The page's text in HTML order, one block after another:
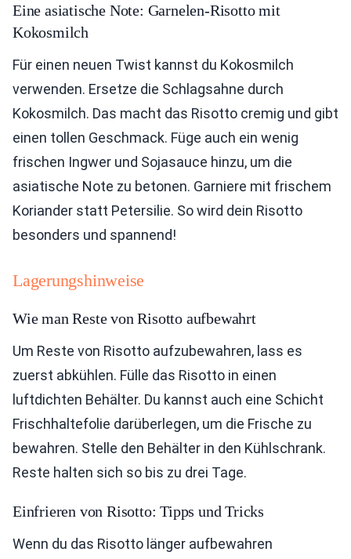
Eine asiatische Note: Garnelen-Risotto mit
Kokosmilch
Für einen neuen Twist kannst du Kokosmilch
verwenden. Ersetze die Schlagsahne durch
Kokosmilch. Das macht das Risotto cremig und gibt
einen tollen Geschmack. Füge auch ein wenig
frischen Ingwer und Sojasauce hinzu, um die
asiatische Note zu betonen. Garniere mit frischem
Koriander statt Petersilie. So wird dein Risotto
besonders und spannend!
Lagerungshinweise
Wie man Reste von Risotto aufbewahrt
Um Reste von Risotto aufzubewahren, lass es
zuerst abkühlen. Fülle das Risotto in einen
luftdichten Behälter. Du kannst auch eine Schicht
Frischhaltefolie darüberlegen, um die Frische zu
bewahren. Stelle den Behälter in den Kühlschrank.
Reste halten sich so bis zu drei Tage.
Einfrieren von Risotto: Tipps und Tricks
Wenn du das Risotto länger aufbewahren